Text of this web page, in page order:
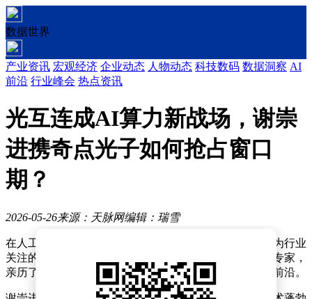
数据世界
产业资讯 宏观经济 企业动态 人物动态 科技数码 数据洞察 AI
前沿 行业峰会 热点资讯
光互连成AI算力新战场，谢崇
进携奇点光子如何抢占窗口
期？
2026-05-26来源：天脉网编辑：瑞雪
在人工智能算力飞速发展的今天，光互连技术正逐渐成为行业
关注的焦点。谢崇进，这位在光通信领域深耕三十年的专家，
亲历了行业的起伏变迁，如今他再次站在了技术变革的前沿。